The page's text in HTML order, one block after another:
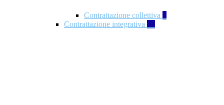
Contrattazione collettiva 2
Contrattazione integrativa 10